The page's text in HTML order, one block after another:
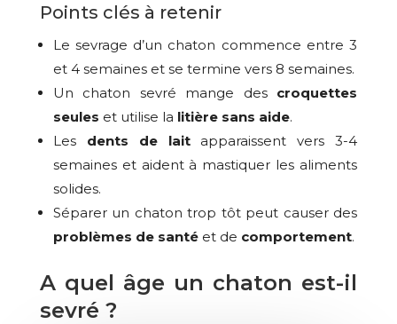
Points clés à retenir
Le sevrage d’un chaton commence entre 3
et 4 semaines et se termine vers 8 semaines.
Un chaton sevré mange des croquettes
seules et utilise la litière sans aide.
Les dents de laitapparaissent vers 3-4
semaines et aident à mastiquer les aliments
solides.
Séparer un chaton trop tôt peut causer des
problèmes de santéet de comportement.
A quel âge un chaton est-il
sevré ?